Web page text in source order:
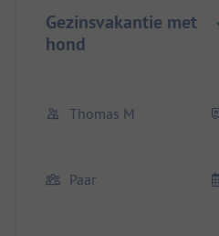
Gezinsvakantie met
hond
Thomas M
Paar